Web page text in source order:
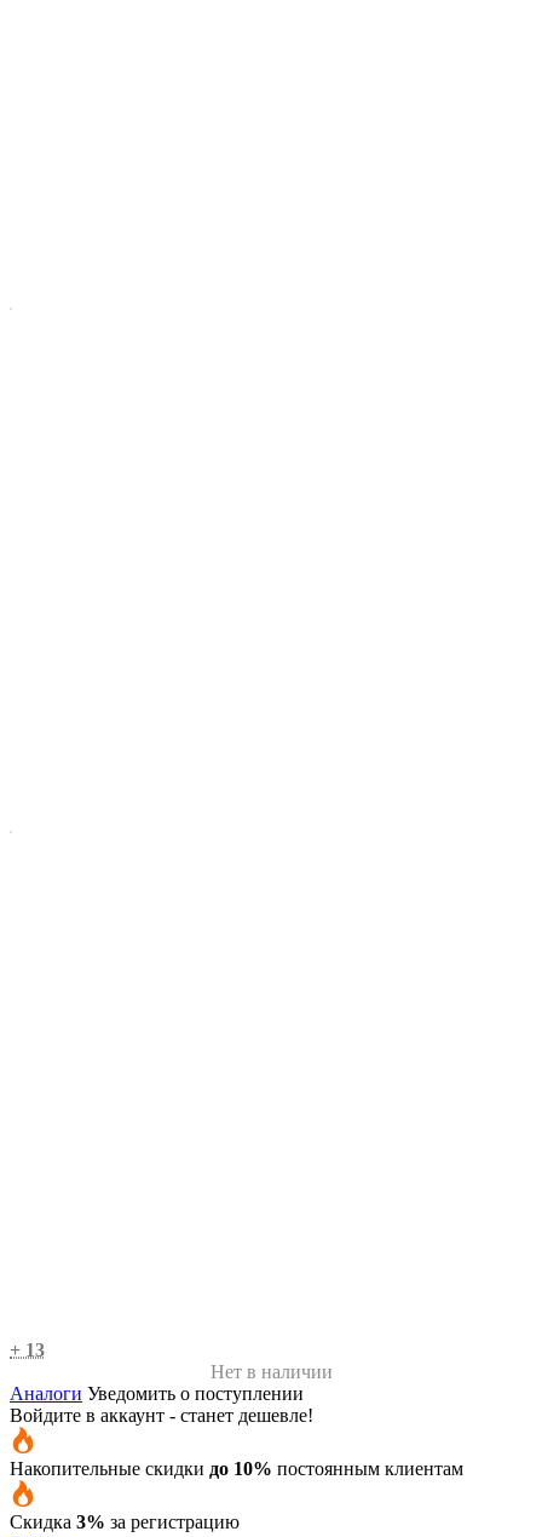
+ 13
Нет в наличии
Аналоги Уведомить о поступлении
Войдите в аккаунт - станет дешевле!
Накопительные скидки до 10% постоянным клиентам
Скидка 3% за регистрацию